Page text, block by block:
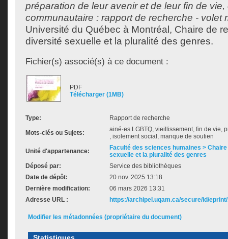
préparation de leur avenir et de leur fin de
communautaire : rapport de recherche - volet
Université du Québec à Montréal, Chaire de
diversité sexuelle et la pluralité des genres.
Fichier(s) associé(s) à ce document :
PDF
Télécharger (1MB)
Type: Rapport de recherche
Mots-clés ou Sujets:
ainé·es LGBTQ, vieillissement, fin de vie,
, isolement social, manque de soutien
Unité d'appartenance:
Faculté des sciences humaines >
sexuelle et la pluralité des genres
Déposé par:
Service des bibliothèques
Date de dépôt:
20 nov. 2025 13:18
Dernière modification:
06 mars 2026 13:31
Adresse URL :
https://archipel.uqam.ca/secure/id/
Modifier les métadonnées (propriétaire du document)